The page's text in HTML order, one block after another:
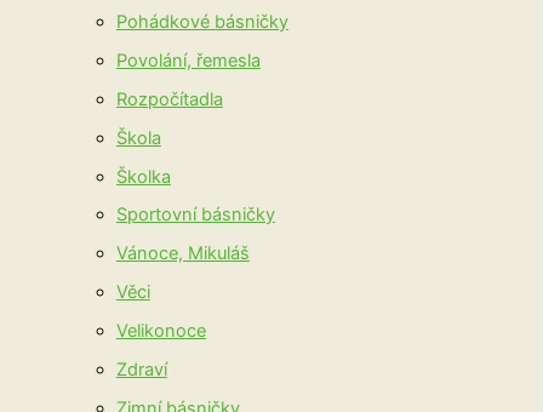
Pohádkové básničky
Povolání, řemesla
Rozpočítadla
Škola
Školka
Sportovní básničky
Vánoce, Mikuláš
Věci
Velikonoce
Zdraví